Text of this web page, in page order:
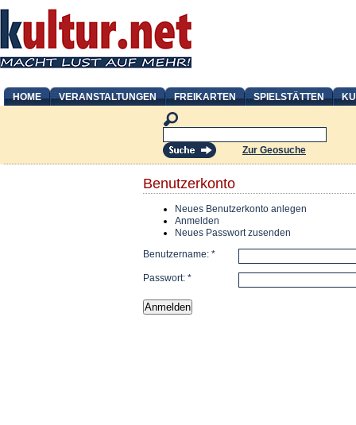
HOME VERANSTALTUNGEN FREIKARTEN SPIELSTÄTTEN
Zur Geosuche
Benutzerkonto
Neues Benutzerkonto anlegen
Anmelden
Neues Passwort zusenden
Benutzername: *
Passwort: *